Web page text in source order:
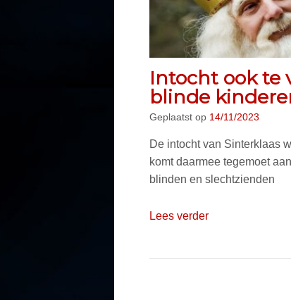
Intocht ook te
blinde
Geplaatst op 14/11/2023
De intocht van Sinterklaas
komt daarmee tegemoet
blinden en slechtzienden
Lees verder